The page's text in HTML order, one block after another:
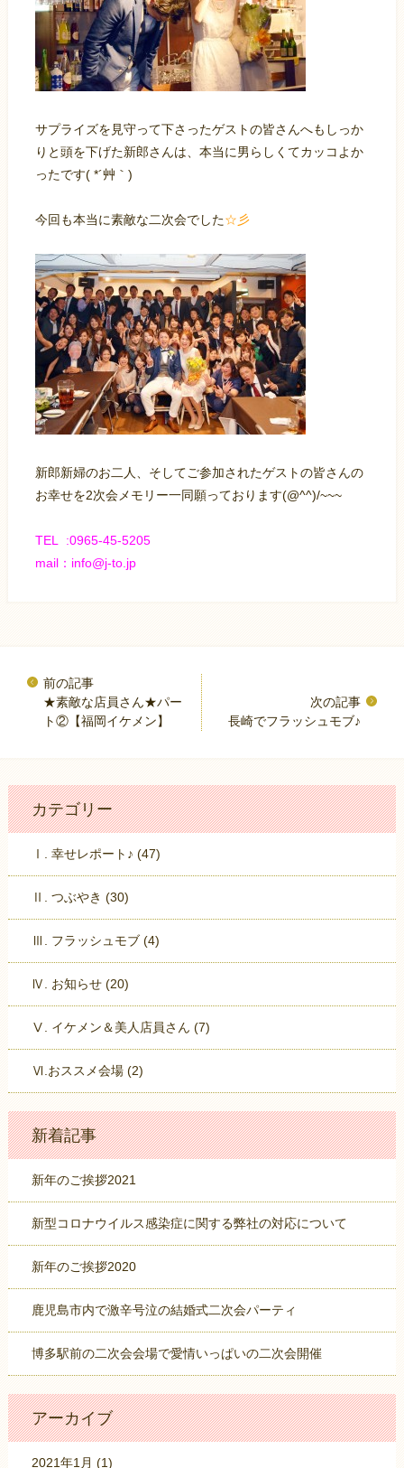
サプライズを見守って下さったゲストの皆さんへもしっか
りと頭を下げた新郎さんは、本当に男らしくてカッコよか
ったです( *´艸｀)
今回も本当に素敵な二次会でした☆彡
新郎新婦のお二人、そしてご参加されたゲストの皆さんの
お幸せを2次会メモリー一同願っております(@^^)/~~~
TEL :0965-45-5205
mail：info@j-to.jp
★素敵な店員さん★パー
ト②【福岡イケメン】
長崎でフラッシュモブ♪
カテゴリー
Ⅰ. 幸せレポート♪ (47)
Ⅱ. つぶやき (30)
Ⅲ. フラッシュモブ (4)
Ⅳ. お知らせ (20)
Ⅴ. イケメン＆美人店員さん (7)
Ⅵ.おススメ会場 (2)
新着記事
新年のご挨拶2021
新型コロナウイルス感染症に関する弊社の対応について
新年のご挨拶2020
鹿児島市内で激辛号泣の結婚式二次会パーティ
博多駅前の二次会会場で愛情いっぱいの二次会開催
アーカイブ
2021年1月 (1)